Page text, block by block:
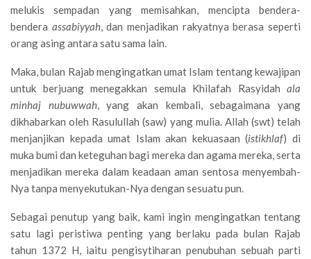
melukis sempadan yang memisahkan, mencipta bendera-
bendera assabiyyah, dan menjadikan rakyatnya berasa seperti
orang asing antara satu sama lain.
Maka, bulan Rajab mengingatkan umat Islam tentang kewajipan
untuk berjuang menegakkan semula Khilafah Rasyidah ala
minhaj nubuwwah, yang akan kembali, sebagaimana yang
dikhabarkan oleh Rasulullah (saw) yang mulia. Allah (swt) telah
menjanjikan kepada umat Islam akan kekuasaan (istikhlaf) di
muka bumi dan keteguhan bagi mereka dan agama mereka, serta
menjadikan mereka dalam keadaan aman sentosa menyembah-
Nya tanpa menyekutukan-Nya dengan sesuatu pun.
Sebagai penutup yang baik, kami ingin mengingatkan tentang
satu lagi peristiwa penting yang berlaku pada bulan Rajab
tahun 1372 H, iaitu pengisytiharan penubuhan sebuah parti